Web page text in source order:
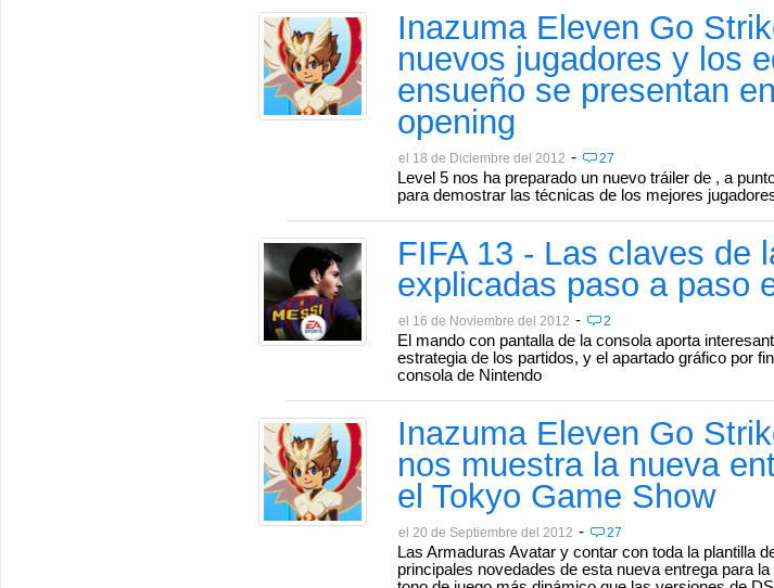
Inazuma Eleven Go
nuevos jugadores y los
ensueño se presentan
opening
el 18 de Diciembre del 2012 - 27
Level 5 nos ha preparado un nuevo tráiler de , a
para demostrar las técnicas de los mejores
FIFA 13 - Las claves de
explicadas paso a paso
el 16 de Noviembre del 2012 - 2
El mando con pantalla de la consola aporta
estrategia de los partidos, y el apartado gráfico por
consola de Nintendo
Inazuma Eleven Go
nos muestra la nueva
el Tokyo Game Show
el 20 de Septiembre del 2012 - 27
Las Armaduras Avatar y contar con toda la plantilla
principales novedades de esta nueva entrega para